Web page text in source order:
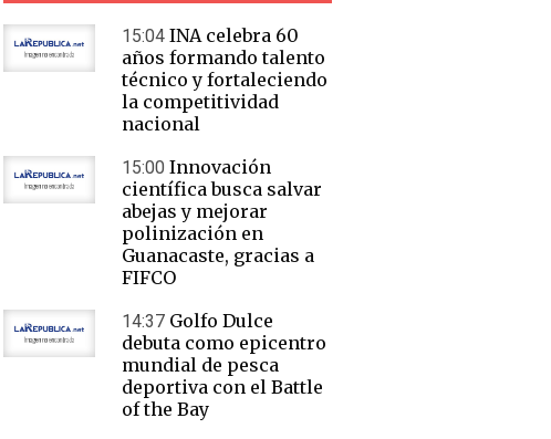
15:04 INA celebra 60
años formando talento
técnico y fortaleciendo
la competitividad
nacional
15:00 Innovación
científica busca salvar
abejas y mejorar
polinización en
Guanacaste, gracias a
FIFCO
14:37 Golfo Dulce
debuta como epicentro
mundial de pesca
deportiva con el Battle
of the Bay